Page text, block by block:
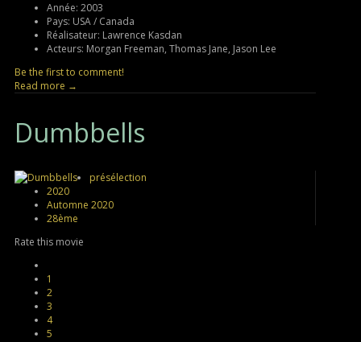
Année: 2003
Pays: USA / Canada
Réalisateur: Lawrence Kasdan
Acteurs: Morgan Freeman, Thomas Jane, Jason Lee
Be the first to comment!
Read more →
Dumbbells
présélection
2020
Automne 2020
28ème
Rate this movie
1
2
3
4
5